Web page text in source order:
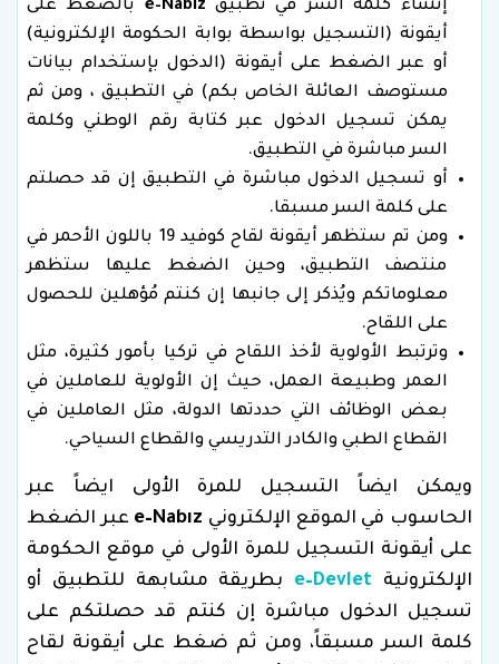
إنشاء كلمة السر في تطبيق e–Nabız بالضغط على
أيقونة (التسجيل بواسطة بوابة الحكومة الإلكترونية)
أو عبر الضغط على أيقونة (الدخول بإستخدام بيانات
مستوصف العائلة الخاص بكم) في التطبيق ، ومن ثم
يمكن تسجيل الدخول عبر كتابة رقم الوطني وكلمة
السر مباشرة في التطبيق.
أو تسجيل الدخول مباشرة في التطبيق إن قد حصلتم
على كلمة السر مسبقا.
ومن تم ستظهر أيقونة لقاح كوفيد 19 باللون الأحمر في
منتصف التطبيق، وحين الضغط عليها ستظهر
معلوماتكم ويُذكر إلى جانبها إن كنتم مُؤهلين للحصول
على اللقاح.
وترتبط الأولوية لأخذ اللقاح في تركيا بأمور كثيرة، مثل
العمر وطبيعة العمل، حيث إن الأولوية للعاملين في
بعض الوظائف التي حددتها الدولة، مثل العاملين في
القطاع الطبي والكادر التدريسي والقطاع السياحي.
ويمكن ايضاً التسجيل للمرة الأولى ايضاً عبر
الحاسوب في الموقع الإلكتروني e–Nabız عبر الضغط
على أيقونة التسجيل للمرة الأولى في موقع الحكومة
الإلكترونية e–Devlet بطريقة مشابهة للتطبيق أو
تسجيل الدخول مباشرة إن كنتم قد حصلتكم على
كلمة السر مسبقاً، ومن ثم ضغط على أيقونة لقاح